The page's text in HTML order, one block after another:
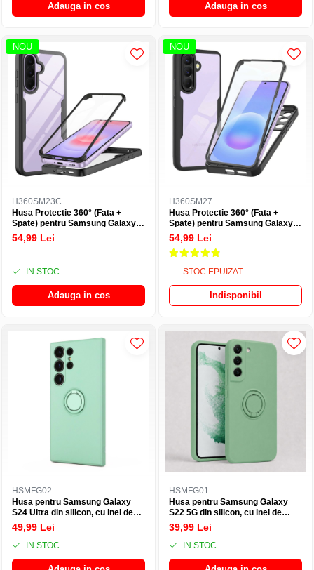
Adauga in cos Adauga in cos
NOU
H360SM23C
Husa Protectie 360° (Fata +
Spate) pentru Samsung Galaxy
A37 5G, Transparenta cu Margini
Negre - Protectie Completa
54,99 Lei
IN STOC
Adauga in cos
NOU
H360SM27
Husa Protectie 360° (Fata +
Spate) pentru Samsung Galaxy
A57 5G, Transparenta cu Margini
Negre - Protectie Completa
54,99 Lei
STOC EPUIZAT
Indisponibil
HSMFG02
Husa pentru Samsung Galaxy
S24 Ultra din silicon, cu inel de
prindere, protectie la camere si
interior cu microfibra - Verde
49,99 Lei
IN STOC
HSMFG01
Husa pentru Samsung Galaxy
S22 5G din silicon, cu inel de
prindere, protectie la camere si
interior cu microfibra - Verde
39,99 Lei
IN STOC